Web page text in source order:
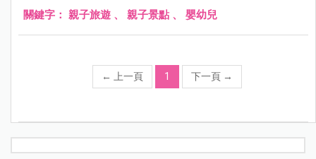
公里，可惜的是2013年因颱風而被摧毀，目前僅修復到前
關鍵字： 親子旅遊 、 親子景點 、 嬰幼兒
← 上一頁 1 下一頁 →